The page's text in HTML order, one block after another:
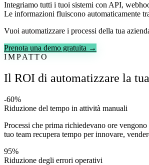
Integriamo tutti i tuoi sistemi con API,
Le informazioni fluiscono automaticamente
Vuoi automatizzare i processi della tua
Prenota una demo gratuita →
IMPATTO
Il ROI di automatizzare la
-60%
Riduzione del tempo in attività manuali
Processi che prima richiedevano ore
tuo team recupera tempo per innovare,
95%
Riduzione degli errori operativi